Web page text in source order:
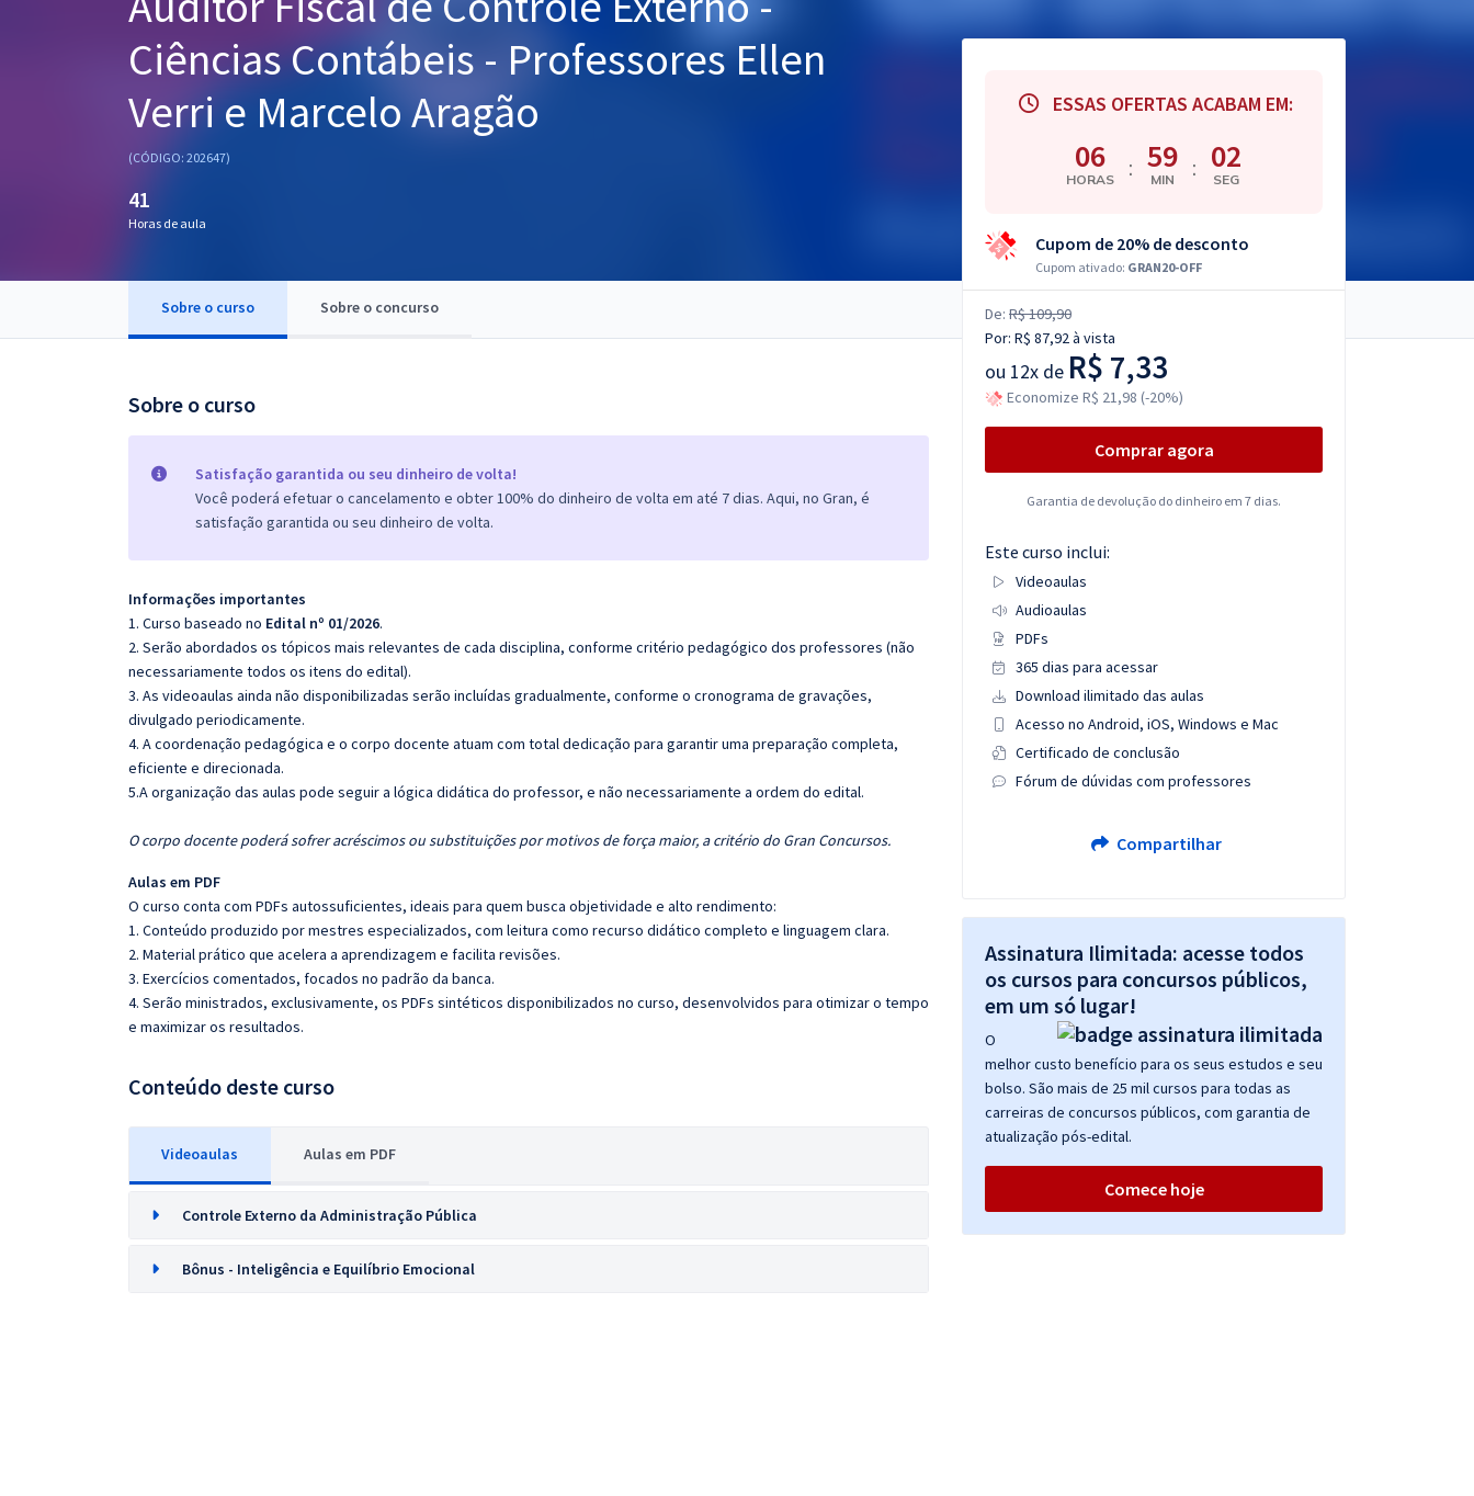
Questões grátis
Ciências Contábeis - Professores Ellen
Verri e Marcelo Aragão
(CÓDIGO: 202647)
41
Horas de aula
Sobre o curso Sobre o concurso
Sobre o curso
Satisfação garantida ou seu dinheiro de volta!
Você poderá efetuar o cancelamento e obter 100% do dinheiro de volta em até 7 dias. Aqui, no Gran, é
satisfação garantida ou seu dinheiro de volta.
Informações importantes
1. Curso baseado no Edital nº 01/2026.
2. Serão abordados os tópicos mais relevantes de cada disciplina, conforme critério pedagógico dos professores (não
necessariamente todos os itens do edital).
3. As videoaulas ainda não disponibilizadas serão incluídas gradualmente, conforme o cronograma de gravações,
divulgado periodicamente.
4. A coordenação pedagógica e o corpo docente atuam com total dedicação para garantir uma preparação completa,
eficiente e direcionada.
5.A organização das aulas pode seguir a lógica didática do professor, e não necessariamente a ordem do edital.
O corpo docente poderá sofrer acréscimos ou substituições por motivos de força maior, a critério do Gran Concursos.
Aulas em PDF
O curso conta com PDFs autossuficientes, ideais para quem busca objetividade e alto rendimento:
1. Conteúdo produzido por mestres especializados, com leitura como recurso didático completo e linguagem clara.
2. Material prático que acelera a aprendizagem e facilita revisões.
3. Exercícios comentados, focados no padrão da banca.
4. Serão ministrados, exclusivamente, os PDFs sintéticos disponibilizados no curso, desenvolvidos para otimizar o tempo
e maximizar os resultados.
Conteúdo deste curso
Videoaulas Aulas em PDF
Controle Externo da Administração Pública
Bônus - Inteligência e Equilíbrio Emocional
ESSAS OFERTAS ACABAM EM:
06
HORAS : 59
MIN : 01
SEG
Cupom de 20% de desconto
Cupom ativado: GRAN20-OFF
De: R$ 109,90
Por: R$ 87,92à vista
ou 12x de R$ 7,33
Economize R$ 21,98 (-20%)
Comprar agora
Garantia de devolução do dinheiro em 7 dias.
Este curso inclui:
Videoaulas
Audioaulas
PDFs
365 dias para acessar
Download ilimitado das aulas
Acesso no Android, iOS, Windows e Mac
Certificado de conclusão
Fórum de dúvidas com professores
Compartilhar
Assinatura Ilimitada: acesse todos
os cursos para concursos públicos,
em um só lugar!
O
melhor custo benefício para os seus estudos e seu
bolso. São mais de 25 mil cursos para todas as
carreiras de concursos públicos, com garantia de
atualização pós-edital.
Comece hoje